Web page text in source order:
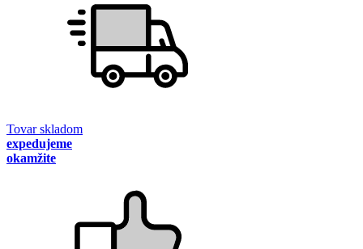
Tovar skladom
expedujeme
okamžite